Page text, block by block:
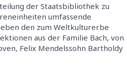
der Staatsbibliothek zu
umfassende
den zum Weltkulturerbe
aus der Familie Bach, von
Felix Mendelssohn Bartholdy